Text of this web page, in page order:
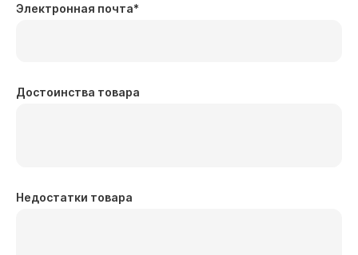
Электронная почта*
Достоинства товара
Недостатки товара